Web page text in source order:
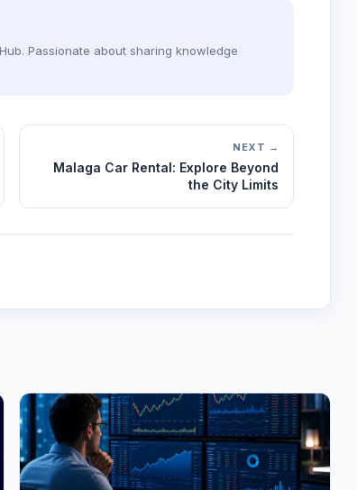
Passionate about sharing knowledge
NEXT →
Malaga Car Rental: Explore Beyond
the City Limits